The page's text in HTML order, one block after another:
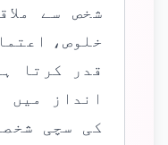
شخص سے
خلوص،
قدر کرتا
انداز میں
کی سچی